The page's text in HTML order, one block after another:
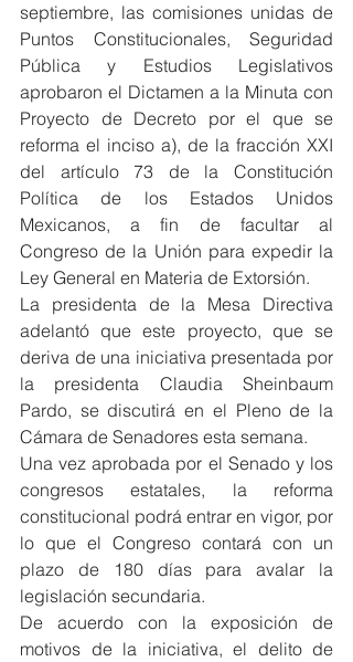
septiembre, las comisiones unidas de
Puntos Constitucionales, Seguridad
Pública y Estudios Legislativos
aprobaron el Dictamen a la Minuta con
Proyecto de Decreto por el que se
reforma el inciso a), de la fracción XXI
del artículo 73 de la Constitución
Política de los Estados Unidos
Mexicanos, a fin de facultar al
Congreso de la Unión para expedir la
Ley General en Materia de Extorsión.
La presidenta de la Mesa Directiva
adelantó que este proyecto, que se
deriva de una iniciativa presentada por
la presidenta Claudia Sheinbaum
Pardo, se discutirá en el Pleno de la
Cámara de Senadores esta semana.
Una vez aprobada por el Senado y los
congresos estatales, la reforma
constitucional podrá entrar en vigor, por
lo que el Congreso contará con un
plazo de 180 días para avalar la
legislación secundaria.
De acuerdo con la exposición de
motivos de la iniciativa, el delito de